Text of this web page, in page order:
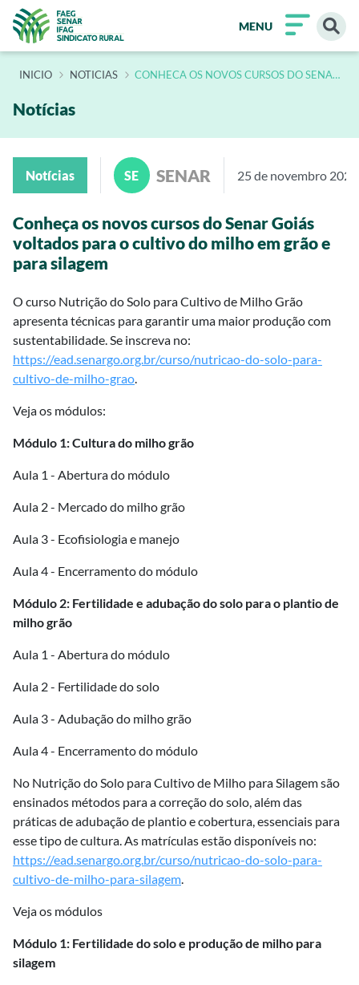
MENU
INÍCIO NOTICIAS CONHECA OS NOVOS CURSOS DO SENAR
Notícias
Notícias SE SENAR 25 de novembro 2024
Conheça os novos cursos do Senar Goiás
voltados para o cultivo do milho em grão e
para silagem
O curso Nutrição do Solo para Cultivo de Milho Grão
apresenta técnicas para garantir uma maior produção com
sustentabilidade. Se inscreva no:
https://ead.senargo.org.br/curso/nutricao-do-solo-para-
cultivo-de-milho-grao
Veja os módulos:
Módulo 1: Cultura do milho grão
Aula 1 - Abertura do módulo
Aula 2 - Mercado do milho grão
Aula 3 - Ecofisiologia e manejo
Aula 4 - Encerramento do módulo
Módulo 2: Fertilidade e adubação do solo para o plantio de
milho grão
Aula 1 - Abertura do módulo
Aula 2 - Fertilidade do solo
Aula 3 - Adubação do milho grão
Aula 4 - Encerramento do módulo
No Nutrição do Solo para Cultivo de Milho para Silagem são
ensinados métodos para a correção do solo, além das
práticas de adubação de plantio e cobertura, essenciais para
esse tipo de cultura. As matrículas estão disponíveis no:
https://ead.senargo.org.br/curso/nutricao-do-solo-para-
cultivo-de-milho-para-silagem
Veja os módulos
Módulo 1: Fertilidade do solo e produção de milho para
silagem